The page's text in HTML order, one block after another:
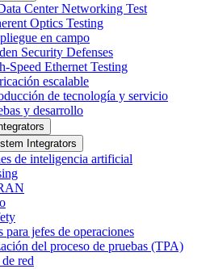
Center Networking Test
Optics Testing
en campo
Security Defenses
Speed Ethernet Testing
escalable
de tecnología y servicio
y desarrollo
Integrators
de inteligencia artificial
para jefes de operaciones
del proceso de pruebas (TPA)
red